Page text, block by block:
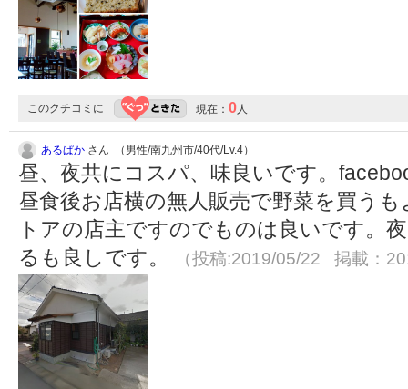
このクチコミに 現在： 0 人
あるぱか さん （男性/南九州市/40代/Lv.4）
昼、夜共にコスパ、味良いです。
昼食後お店横の無人販売で野菜を買う
トアの店主ですのでものは良いです。
るも良しです。
（投稿:2019/05/22 掲載：